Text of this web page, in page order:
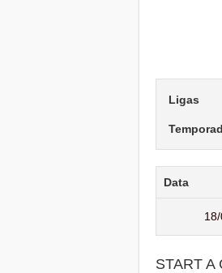
Ligas
Data
START A